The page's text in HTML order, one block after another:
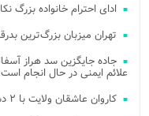
ادای احترام خانواده بزرگ
تهران میزبان بزرگ‌ترین
جاده جایگزین سد هراز
علائم ایمنی در حال انجام است
کاروان عاشقان ولایت با ۲ دستگاه اتوبوس از بلده راهی تهران شد